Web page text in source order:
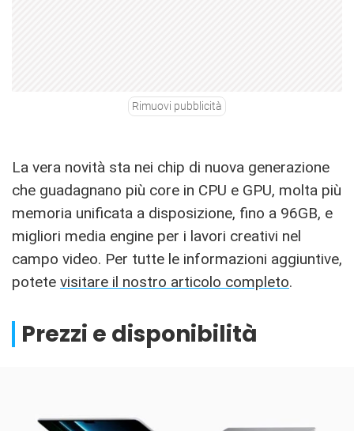
Rimuovi pubblicità
La vera novità sta nei chip di nuova generazione
che guadagnano più core in CPU e GPU, molta più
memoria unificata a disposizione, fino a 96GB, e
migliori media engine per i lavori creativi nel
campo video. Per tutte le informazioni aggiuntive,
potete visitare il nostro articolo completo.
Prezzi e disponibilità